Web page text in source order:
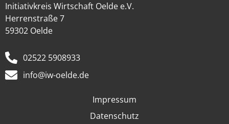
Initiativkreis Wirtschaft Oelde e.V.
Herrenstraße 7
59302 Oelde
02522 5908933
info@iw-oelde.de
Impressum
Datenschutz